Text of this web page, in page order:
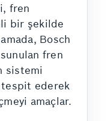
fren
bir şekilde
Bosch
fren
sistemi
tespit ederek
amaçlar.